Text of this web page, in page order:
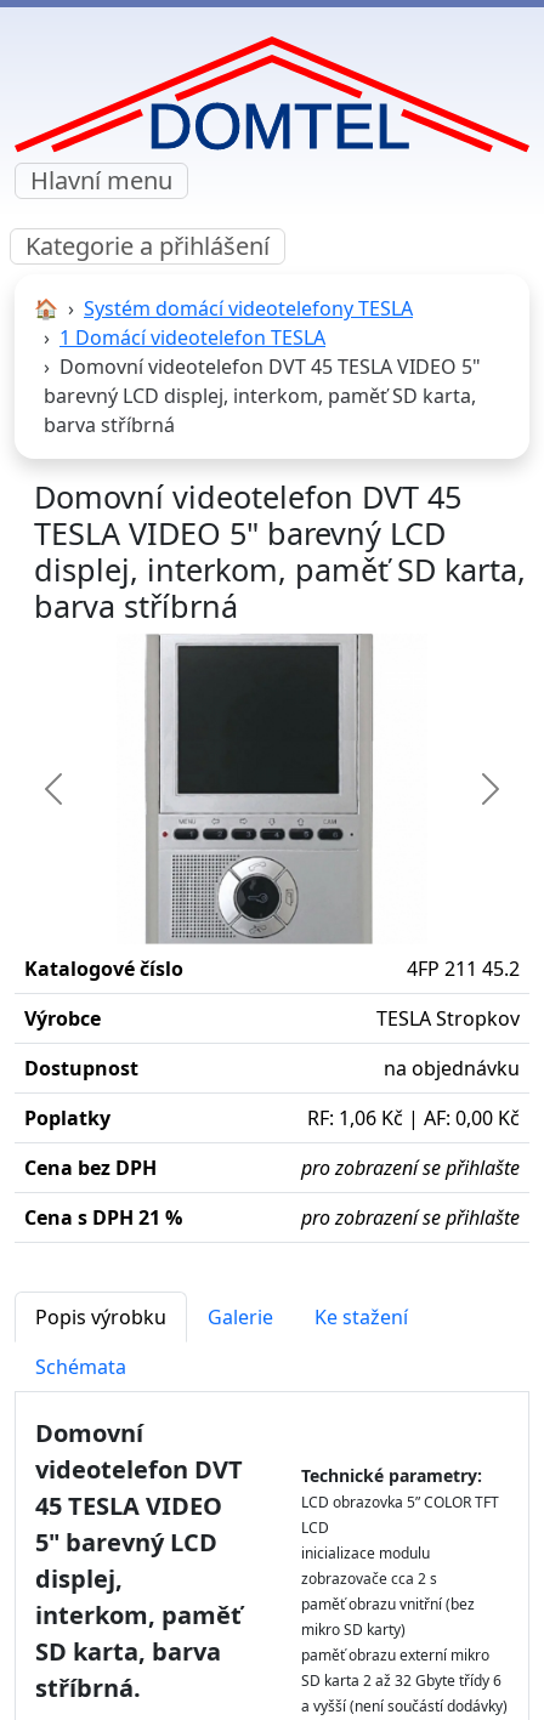
Hlavní menu
Kategorie a přihlášení
🏠︎
Systém domácí videotelefony TESLA
1 Domácí videotelefon TESLA
Domovní videotelefon DVT 45 TESLA VIDEO 5"
barevný LCD displej, interkom, paměť SD karta,
barva stříbrná
Domovní videotelefon DVT 45
TESLA VIDEO 5" barevný LCD
displej, interkom, paměť SD karta,
barva stříbrná
Předchozí Další
Katalogové číslo
4FP 211 45.2
Výrobce
TESLA Stropkov
Dostupnost
na objednávku
Poplatky
RF: 1,06 Kč | AF: 0,00 Kč
Cena bez DPH
pro zobrazení se přihlašte
Cena s DPH 21 %
pro zobrazení se přihlašte
Popis výrobku Galerie
Ke stažení
Schémata
Domovní
videotelefon DVT
45 TESLA VIDEO
5" barevný LCD
displej,
interkom, paměť
SD karta, barva
stříbrná.
Technické parametry:
LCD obrazovka 5ʺ COLOR TFT
LCD
inicializace modulu
zobrazovače cca 2 s
paměť obrazu vnitřní (bez
mikro SD karty)
paměť obrazu externí mikro
SD karta 2 až 32 Gbyte třídy 6
a vyšší (není součástí dodávky)